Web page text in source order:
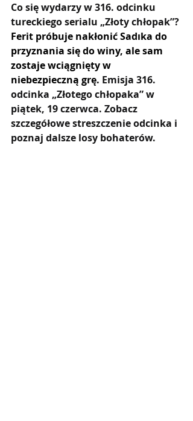
Co się wydarzy w 316. odcinku
tureckiego serialu „Złoty chłopak”?
Ferit próbuje nakłonić Sadıka do
przyznania się do winy, ale sam
zostaje wciągnięty w
niebezpieczną grę. Emisja 316.
odcinka „Złotego chłopaka” w
piątek, 19 czerwca. Zobacz
szczegółowe streszczenie odcinka i
poznaj dalsze losy bohaterów.